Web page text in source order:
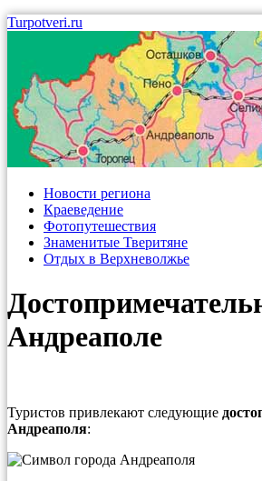
Turpotveri.ru
Новости региона
Краеведение
Фотопутешествия
Знаменитые Тверитяне
Отдых в Верхневолжье
Андреаполе
Туристов привлекают следующие
Андреаполя: